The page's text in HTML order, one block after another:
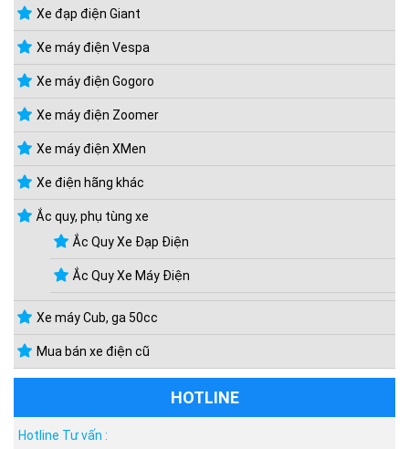
Xe đạp điện Giant
Xe máy điện Vespa
Xe máy điện Gogoro
Xe máy điện Zoomer
Xe máy điện XMen
Xe điện hãng khác
Ắc quy, phụ tùng xe
Ắc Quy Xe Đạp Điện
Ắc Quy Xe Máy Điện
Xe máy Cub, ga 50cc
Mua bán xe điện cũ
HOTLINE
Hotline Tư vấn :